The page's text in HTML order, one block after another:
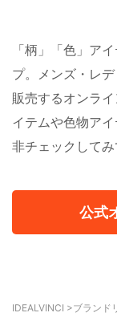
「柄」「色」ア
プ。メンズ・レ
販売するオンラ
イテムや色物ア
非チェックしてみ
公式
IDEALVINCI >ブランド